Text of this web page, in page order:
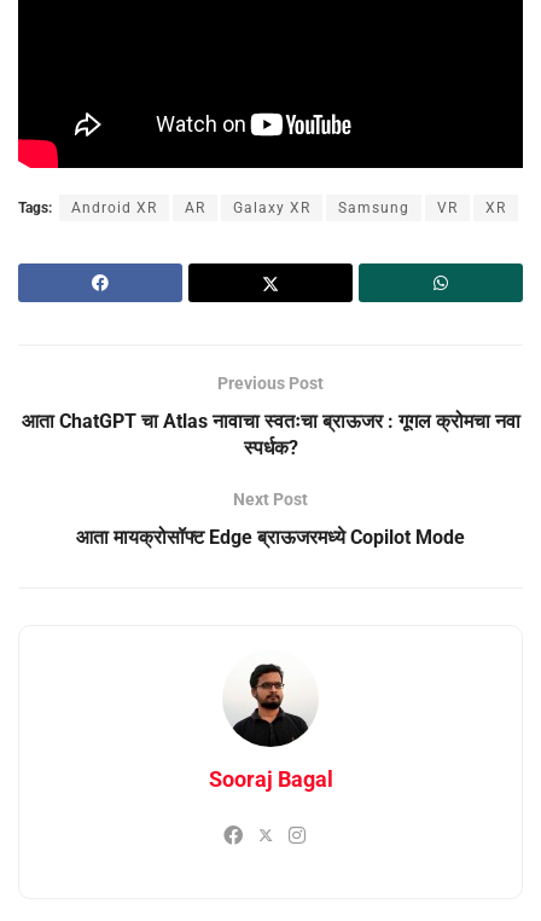
Tags: Android XR AR Galaxy XR Samsung VR XR
Previous Post
आता ChatGPT चा Atlas नावाचा स्वतःचा ब्राऊजर : गूगल क्रोमचा नवा
स्पर्धक?
Next Post
आता मायक्रोसॉफ्ट Edge ब्राऊजरमध्ये Copilot Mode
Sooraj Bagal